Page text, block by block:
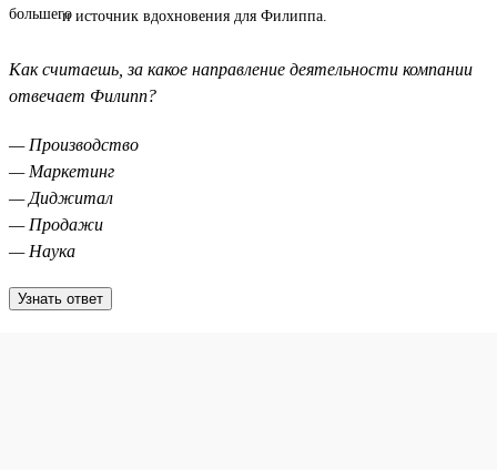
и источник вдохновения для Филиппа.
Как считаешь, за какое направление деятельности компании
отвечает Филипп?
— Производство
— Маркетинг
— Диджитал
— Продажи
— Наука
Узнать ответ